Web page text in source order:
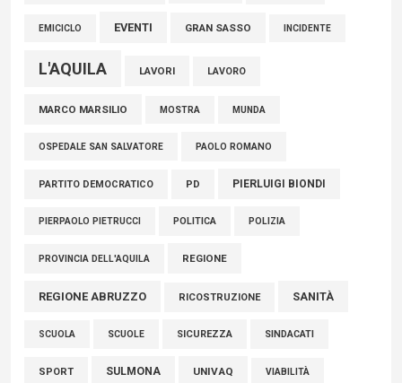
EMICICLO EVENTI GRAN SASSO INCIDENTE
L'AQUILA LAVORI LAVORO
MARCO MARSILIO MOSTRA MUNDA
OSPEDALE SAN SALVATORE PAOLO ROMANO
PARTITO DEMOCRATICO PD PIERLUIGI BIONDI
PIERPAOLO PIETRUCCI POLITICA POLIZIA
PROVINCIA DELL'AQUILA REGIONE
REGIONE ABRUZZO RICOSTRUZIONE SANITÀ
SCUOLA SCUOLE SICUREZZA SINDACATI
SPORT SULMONA UNIVAQ VIABILITÀ